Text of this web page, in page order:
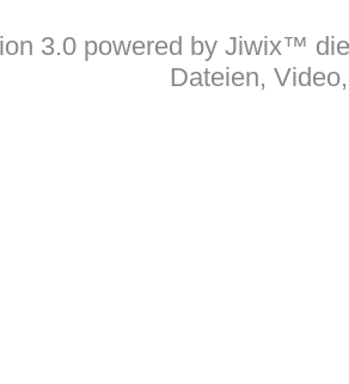
3.0 powered by Jiwix™
Dateien,